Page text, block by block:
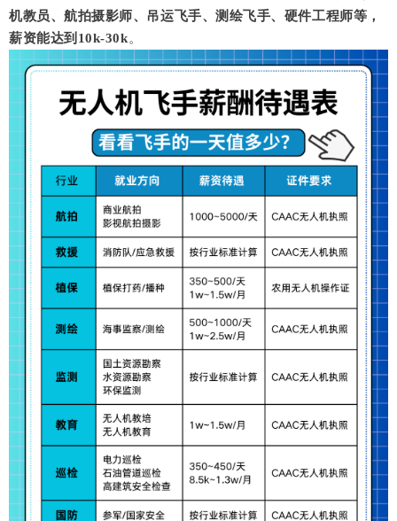
机教员、航拍摄影师、吊运飞手、测绘飞手、硬件工程师等，
薪资能达到10k-30k。